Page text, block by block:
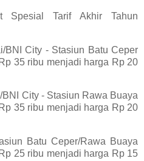
Spesial Tarif Akhir Tahun
BNI City - Stasiun Batu Ceper
35 ribu menjadi harga Rp 20
City - Stasiun Rawa Buaya
35 ribu menjadi harga Rp 20
Batu Ceper/Rawa Buaya
25 ribu menjadi harga Rp 15